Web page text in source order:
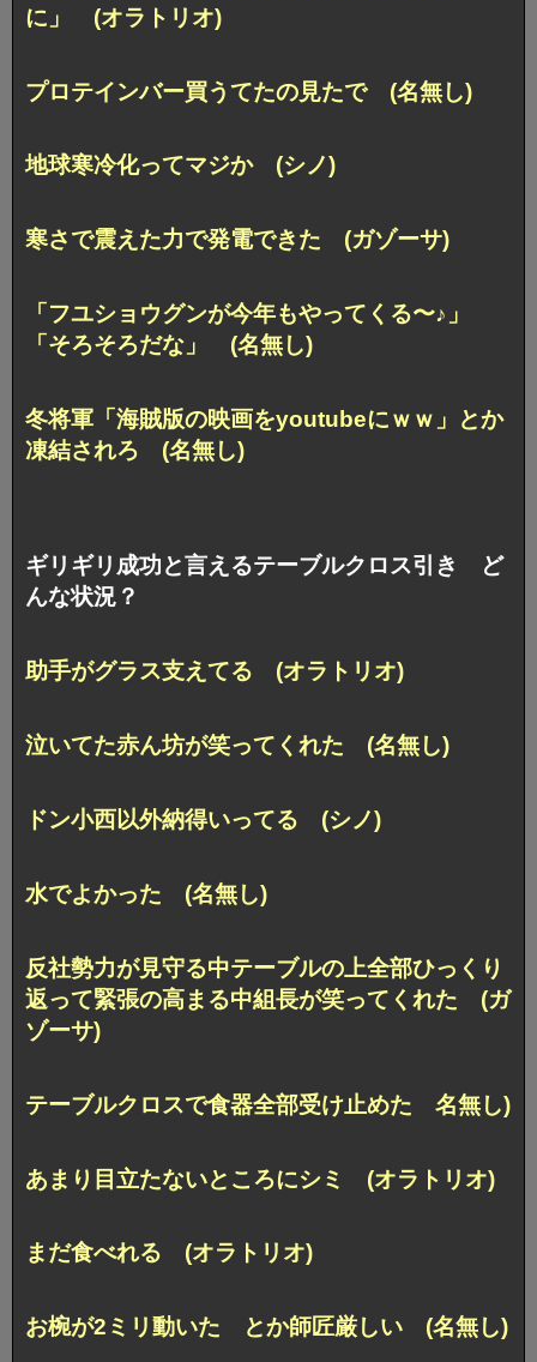
に」 (オラトリオ)
プロテインバー買うてたの見たで (名無し)
地球寒冷化ってマジか (シノ)
寒さで震えた力で発電できた (ガゾーサ)
「フユショウグンが今年もやってくる〜♪」
「そろそろだな」 (名無し)
冬将軍「海賊版の映画をyoutubeにｗｗ」とか
凍結されろ (名無し)
ギリギリ成功と言えるテーブルクロス引き ど
んな状況？
助手がグラス支えてる (オラトリオ)
泣いてた赤ん坊が笑ってくれた (名無し)
ドン小西以外納得いってる (シノ)
水でよかった (名無し)
反社勢力が見守る中テーブルの上全部ひっくり
返って緊張の高まる中組長が笑ってくれた (ガ
ゾーサ)
テーブルクロスで食器全部受け止めた 名無し)
あまり目立たないところにシミ (オラトリオ)
まだ食べれる (オラトリオ)
お椀が2ミリ動いた とか師匠厳しい (名無し)